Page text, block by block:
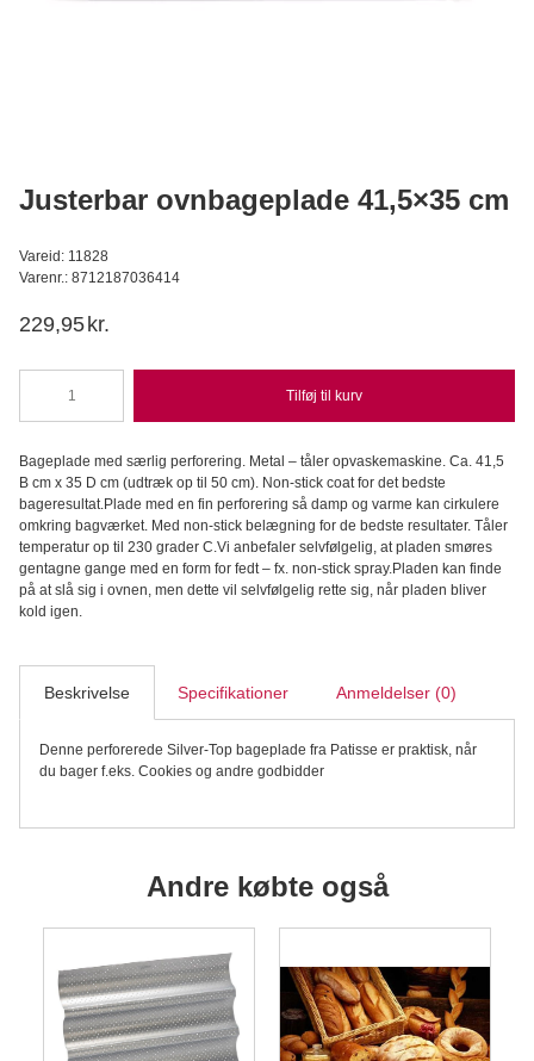
Justerbar ovnbageplade 41,5×35 cm
Vareid: 11828
Varenr.: 8712187036414
229,95 kr.
Justerbar
ovnbageplade
cm
antal
Tilføj til kurv
Bageplade med særlig perforering. Metal – tåler opvaskemaskine. Ca. 41,5
B cm x 35 D cm (udtræk op til 50 cm). Non-stick coat for det bedste
bageresultat.Plade med en fin perforering så damp og varme kan cirkulere
omkring bagværket. Med non-stick belægning for de bedste resultater. Tåler
temperatur op til 230 grader C.Vi anbefaler selvfølgelig, at pladen smøres
gentagne gange med en form for fedt – fx. non-stick spray.Pladen kan finde
på at slå sig i ovnen, men dette vil selvfølgelig rette sig, når pladen bliver
kold igen.
Beskrivelse Specifikationer Anmeldelser (0)
Denne perforerede Silver-Top bageplade fra Patisse er praktisk, når
du bager f.eks. Cookies og andre godbidder
Andre købte også